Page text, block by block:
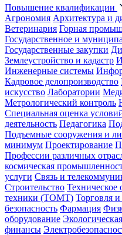
Повышение квалификации
Агрономия Архитектура и
Ветеринария Горная
Государственное и
Государственные закупки
Землеустройство и кадастр
Инженерные системы
Кадровое делопроизводство
искусство Лаборатории
Метрологический контроль
Специальная оценка
деятельность Педагогика
Подъемные сооружения и
минимум Проектирование
Профессии различных
космическая
услуги Связь и
Строительство Техническое
техники (ТОМТ) Торговля
безопасность Фармация
оборудование
финансы